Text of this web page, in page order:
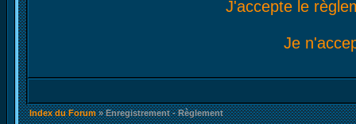
J'accepte le
Je
Index du Forum» Enregistrement - Règlement